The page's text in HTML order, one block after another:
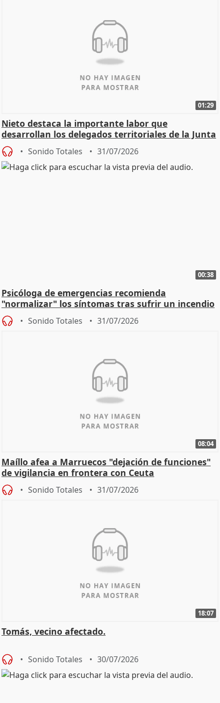
01:29
Nieto destaca la importante labor que
desarrollan los delegados territoriales de la Junta
Sonido Totales 31/07/2026
00:38
Psicóloga de emergencias recomienda
"normalizar" los síntomas tras sufrir un incendio
Sonido Totales 31/07/2026
08:04
Maíllo afea a Marruecos "dejación de funciones"
de vigilancia en frontera con Ceuta
Sonido Totales 31/07/2026
18:07
Tomás, vecino afectado.
Sonido Totales 30/07/2026